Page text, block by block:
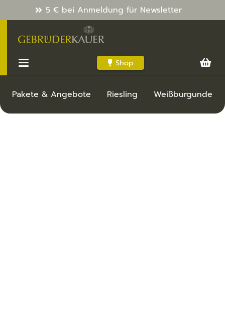
5 € bei Anmeldung für Newsletter
Shop
Pakete & Angebote Riesling Weißburgunder